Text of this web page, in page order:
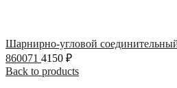
Шарнирно-угловой
860071 4150 ₽
Back to products